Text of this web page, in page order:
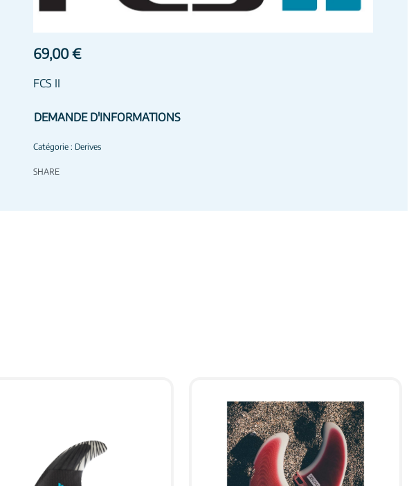
69,00€
FCS II
DEMANDE D'INFORMATIONS
Catégorie : Derives
SHARE